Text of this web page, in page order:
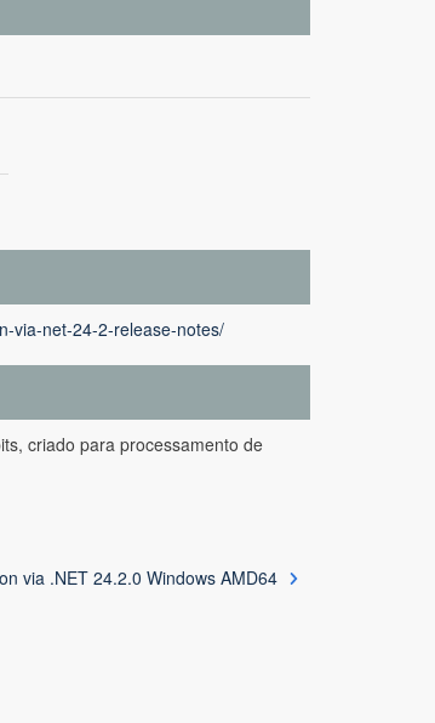
via-net-24-2-release-notes/
criado para processamento de
via .NET 24.2.0 Windows AMD64